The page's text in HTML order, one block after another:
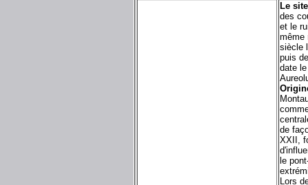
Le
des
et le
même
siècle
puis
date
de
XXII,
le
Lors